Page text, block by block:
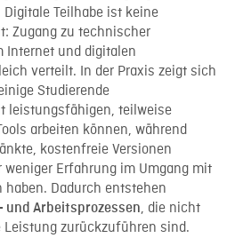
Teilhabe ist keine
Zugang zu technischer
Internet und digitalen
verteilt. In der Praxis zeigt sich
Studierende
leistungsfähigen, teilweise
arbeiten können, während
kostenfreie Versionen
weniger Erfahrung im Umgang mit
haben. Dadurch entstehen
und Arbeitsprozessen, die nicht
zurückzuführen sind.